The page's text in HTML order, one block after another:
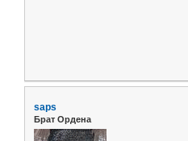
saps
Брат Ордена